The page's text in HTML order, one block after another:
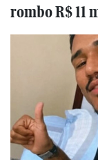
rombo R$ 11